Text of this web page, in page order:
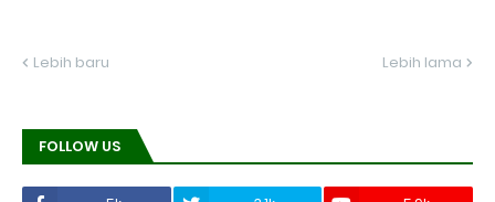
Lebih baru Lebih lama
FOLLOW US